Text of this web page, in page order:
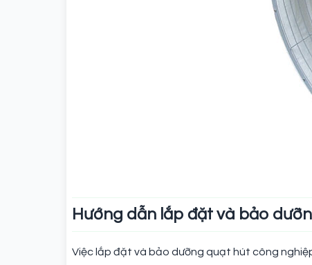
Hướng dẫn lắp đặt và bảo
Việc lắp đặt và bảo dưỡng quạt hút công